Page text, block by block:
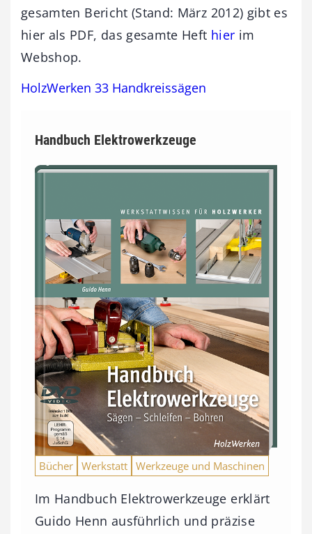
gesamten Bericht (Stand: März 2012) gibt es
hier als PDF, das gesamte Heft hier im
Webshop.
HolzWerken 33 Handkreissägen
Handbuch Elektrowerkzeuge
Bücher Werkstatt Werkzeuge und Maschinen
Im Handbuch Elektrowerkzeuge erklärt
Guido Henn ausführlich und präzise